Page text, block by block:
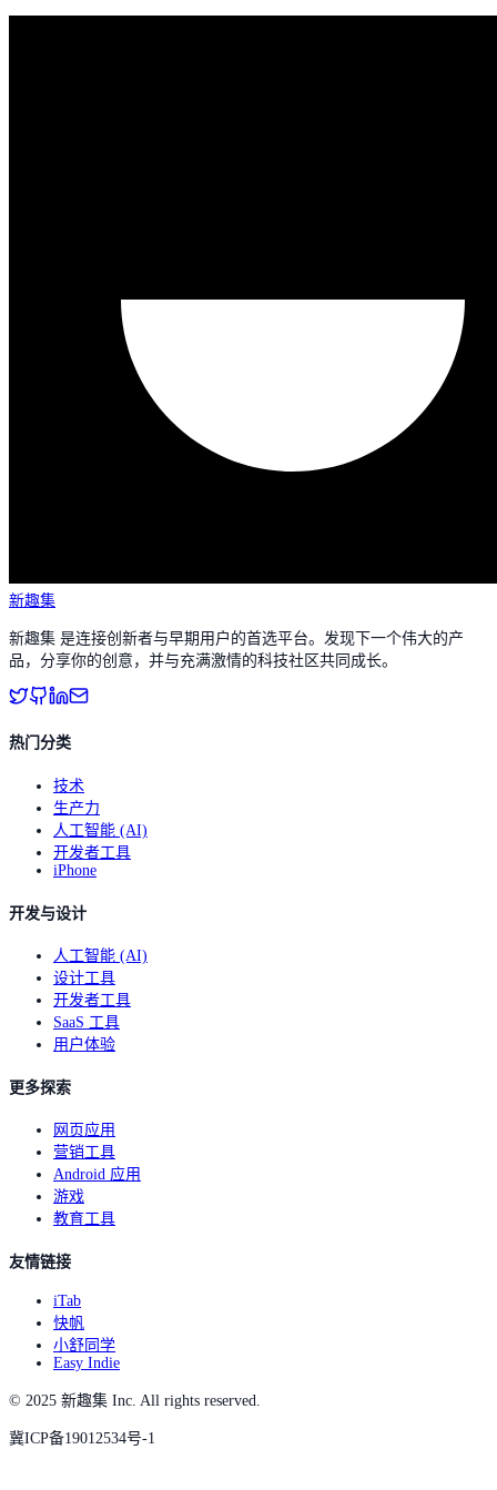
新趣集
新趣集 是连接创新者与早期用户的首选平台。发现下一个伟大的产
品，分享你的创意，并与充满激情的科技社区共同成长。
热门分类
技术
生产力
人工智能 (AI)
开发者工具
iPhone
开发与设计
人工智能 (AI)
设计工具
开发者工具
SaaS 工具
用户体验
更多探索
网页应用
营销工具
Android 应用
游戏
教育工具
友情链接
iTab
快帆
小舒同学
Easy Indie
© 2025 新趣集 Inc. All rights reserved.
冀ICP备19012534号-1